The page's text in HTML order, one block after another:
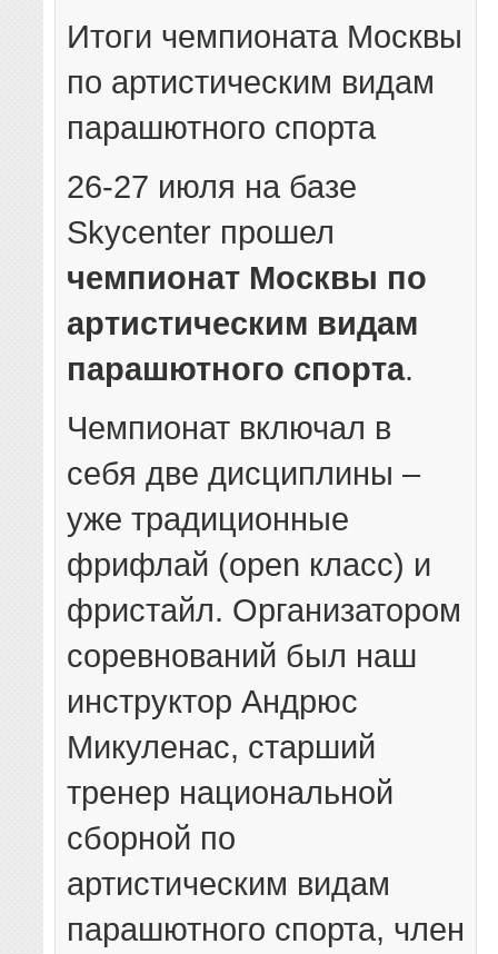
Итоги чемпионата Москвы
по артистическим видам
парашютного спорта
26-27 июля на базе
Skycenter прошел
чемпионат Москвы по
артистическим видам
парашютного спорта.
Чемпионат включал в
себя две дисциплины –
уже традиционные
фрифлай (open класс) и
фристайл. Организатором
соревнований был наш
инструктор Андрюс
Микуленас, старший
тренер национальной
сборной по
артистическим видам
парашютного спорта, член